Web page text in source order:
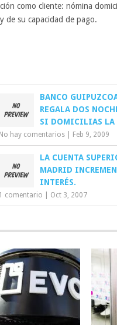
como cliente: nómina
su capacidad de pago.
BANCO
REGALA DOS
SI DOMICILIAS LA
No hay comentarios Feb 9, 2009
LA CUENTA
MADRID
INTERÉS.
1 comentario Oct 3, 2007